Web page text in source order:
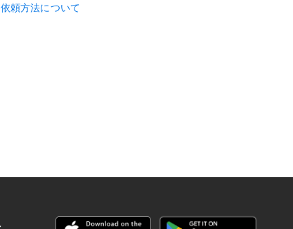
依頼方法について